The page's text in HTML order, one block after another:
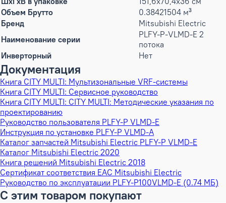
Объем Брутто
0.38421504 м³
Бренд
Mitsubishi Electric
Наименование серии
PLFY-P-VLMD-E 2
потока
Инверторный
Нет
Документация
Книга CITY MULTI: Мультизональные VRF-системы
Книга CITY MULTI: Сервисное руководство
Книга CITY MULTI: CITY MULTI: Методические указания по
проектированию
Руководство пользователя PLFY-P VLMD-E
Инструкция по установке PLFY-P VLMD-A
Каталог запчастей Mitsubishi Electric PLFY-P VLMD-E
Каталог Mitsubishi Electric 2020
Книга решений Mitsubishi Electric 2018
Сертификат соответствия EAC Mitsubishi Electric
Руководство по эксплуатации PLFY-P100VLMD-E (0.74 МБ)
С этим товаром покупают